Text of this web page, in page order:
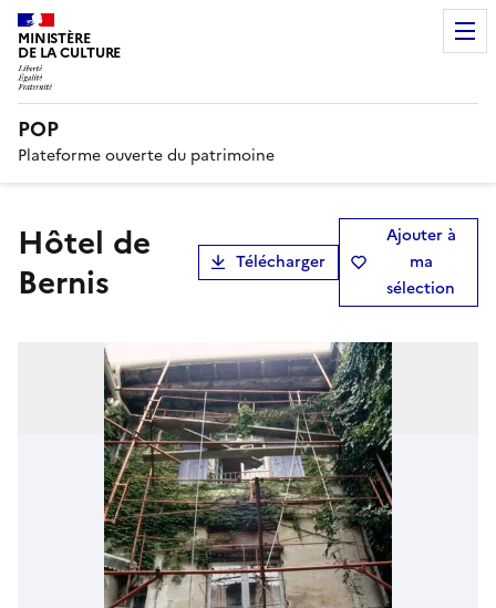
MINISTÈRE
DE LA CULTURE
POP
Plateforme ouverte du patrimoine
hôtel de
Bernis
Télécharger
Ajouter à
ma
sélection